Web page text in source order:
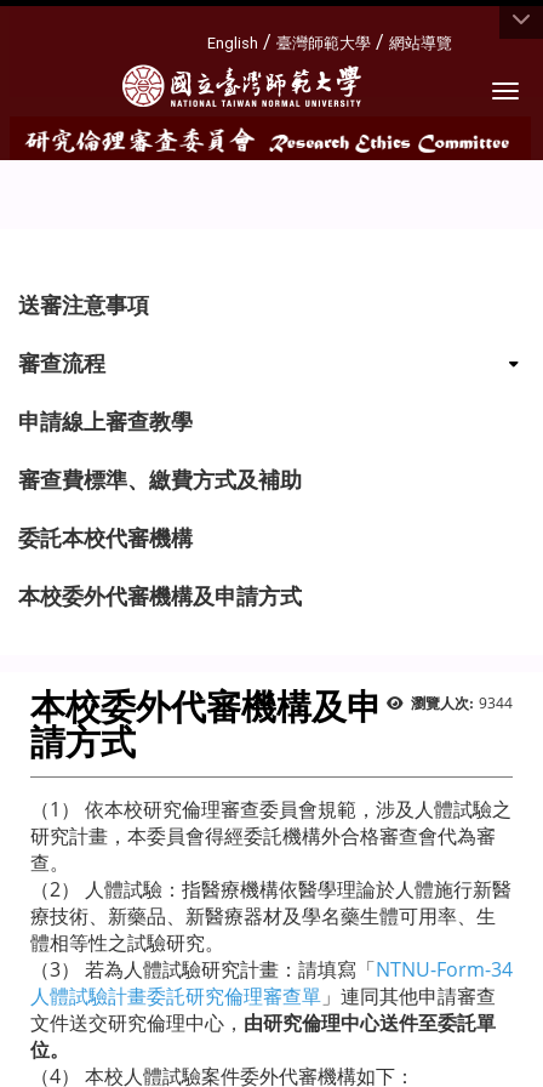
English / 臺灣師範大學 / 網站導覽
送審注意事項
審查流程
申請線上審查教學
審查費標準、繳費方式及補助
委託本校代審機構
本校委外代審機構及申請方式
瀏覽人次: 9344
本校委外代審機構及申
請方式
（1） 依本校研究倫理審查委員會規範，涉及人體試驗之
研究計畫，本委員會得經委託機構外合格審查會代為審
查。
（2） 人體試驗：指醫療機構依醫學理論於人體施行新醫
療技術、新藥品、新醫療器材及學名藥生體可用率、生
體相等性之試驗研究。
（3） 若為人體試驗研究計畫：請填寫「NTNU-Form-34
人體試驗計畫委託研究倫理審查單 」連同其他申請審查
文件送交研究倫理中心， 由研究倫理中心送件至委託單
位。
（4） 本校人體試驗案件委外代審機構如下：